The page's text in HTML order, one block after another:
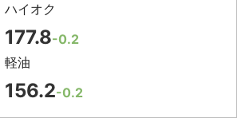
ハイオク
177.8-0.2
軽油
156.2-0.2